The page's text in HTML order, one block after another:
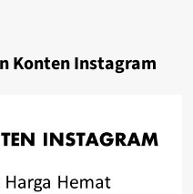
Konten Instagram